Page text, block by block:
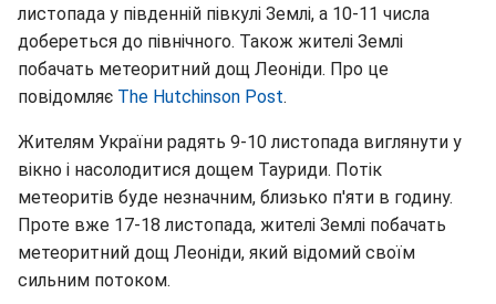
листопада у південній півкулі Землі, а 10-11 числа
добереться до північного. Також жителі Землі
побачать метеоритний дощ Леоніди. Про це
повідомляє The Hutchinson Post.
Жителям України радять 9-10 листопада виглянути у
вікно і насолодитися дощем Тауриди. Потік
метеоритів буде незначним, близько п'яти в годину.
Проте вже 17-18 листопада, жителі Землі побачать
метеоритний дощ Леоніди, який відомий своїм
сильним потоком.